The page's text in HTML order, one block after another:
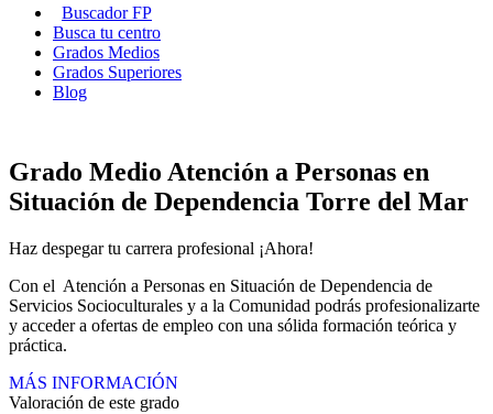
Buscador FP
Busca tu centro
Grados Medios
Grados Superiores
Blog
Grado Medio Atención a Personas en
Situación de Dependencia Torre del Mar
Haz despegar tu carrera profesional ¡Ahora!
Con el Atención a Personas en Situación de Dependencia de
Servicios Socioculturales y a la Comunidad podrás profesionalizarte
y acceder a ofertas de empleo con una sólida formación teórica y
práctica.
MÁS INFORMACIÓN
Valoración de este grado